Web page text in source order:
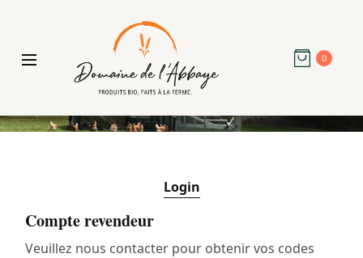
0
Login
Compte revendeur
Veuillez nous contacter pour obtenir vos codes